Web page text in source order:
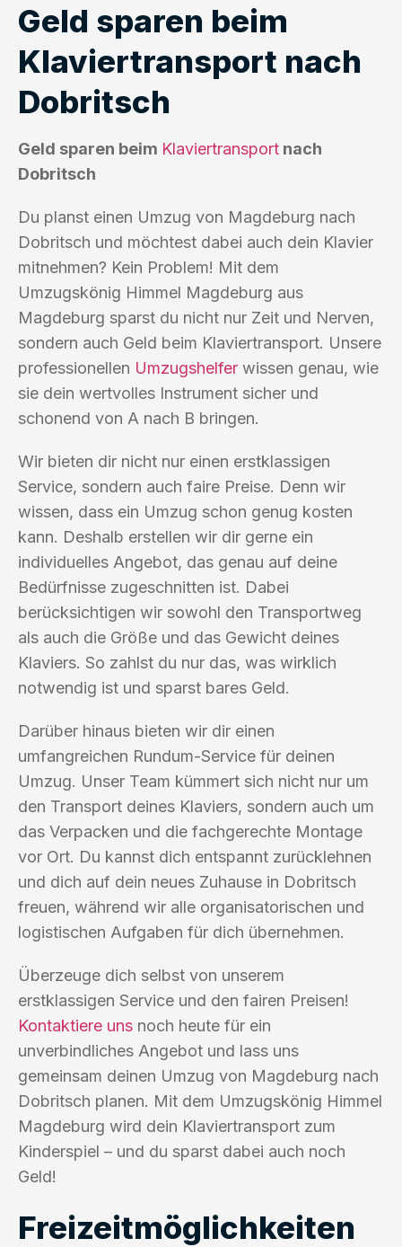
Geld sparen beim
Klaviertransport nach
Dobritsch
Geld sparen beim Klaviertransport nach
Dobritsch
Du planst einen Umzug von Magdeburg nach
Dobritsch und möchtest dabei auch dein Klavier
mitnehmen? Kein Problem! Mit dem
Umzugskönig Himmel Magdeburg aus
Magdeburg sparst du nicht nur Zeit und Nerven,
sondern auch Geld beim Klaviertransport. Unsere
professionellen Umzugshelfer wissen genau, wie
sie dein wertvolles Instrument sicher und
schonend von A nach B bringen.
Wir bieten dir nicht nur einen erstklassigen
Service, sondern auch faire Preise. Denn wir
wissen, dass ein Umzug schon genug kosten
kann. Deshalb erstellen wir dir gerne ein
individuelles Angebot, das genau auf deine
Bedürfnisse zugeschnitten ist. Dabei
berücksichtigen wir sowohl den Transportweg
als auch die Größe und das Gewicht deines
Klaviers. So zahlst du nur das, was wirklich
notwendig ist und sparst bares Geld.
Darüber hinaus bieten wir dir einen
umfangreichen Rundum-Service für deinen
Umzug. Unser Team kümmert sich nicht nur um
den Transport deines Klaviers, sondern auch um
das Verpacken und die fachgerechte Montage
vor Ort. Du kannst dich entspannt zurücklehnen
und dich auf dein neues Zuhause in Dobritsch
freuen, während wir alle organisatorischen und
logistischen Aufgaben für dich übernehmen.
Überzeuge dich selbst von unserem
erstklassigen Service und den fairen Preisen!
Kontaktiere uns noch heute für ein
unverbindliches Angebot und lass uns
gemeinsam deinen Umzug von Magdeburg nach
Dobritsch planen. Mit dem Umzugskönig Himmel
Magdeburg wird dein Klaviertransport zum
Kinderspiel – und du sparst dabei auch noch
Geld!
Freizeitmöglichkeiten